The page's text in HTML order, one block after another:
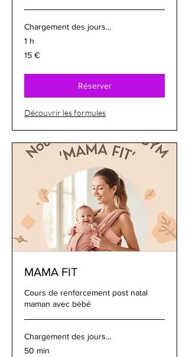
Chargement des jours...
1 h
15
euros
15 €
Réserver
Découvrir les formules
MAMA FIT
Cours de renforcement post natal
maman avec bébé
Chargement des jours...
50 min